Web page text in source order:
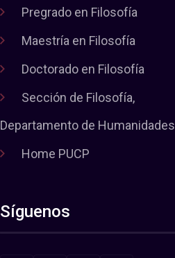
Pregrado en Filosofía
Maestría en Filosofía
Doctorado en Filosofía
Sección de Filosofía,
Departamento de Humanidades
Home PUCP
Síguenos